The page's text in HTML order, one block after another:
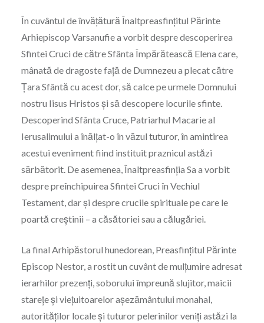
În cuvântul de învățătură Înaltpreasfințitul Părinte
Arhiepiscop Varsanufie a vorbit despre descoperirea
Sfintei Cruci de către Sfânta Împărătească Elena care,
mânată de dragoste față de Dumnezeu a plecat către
Țara Sfântă cu acest dor, să calce pe urmele Domnului
nostru Iisus Hristos și să descopere locurile sfinte.
Descoperind Sfânta Cruce, Patriarhul Macarie al
Ierusalimului a înălțat-o în văzul tuturor, în amintirea
acestui eveniment fiind instituit praznicul astăzi
sărbătorit. De asemenea, Înaltpreasfinția Sa a vorbit
despre preînchipuirea Sfintei Cruci în Vechiul
Testament, dar și despre crucile spirituale pe care le
poartă creștinii – a căsătoriei sau a călugăriei.
La final Arhipăstorul hunedorean, Preasfințitul Părinte
Episcop Nestor, a rostit un cuvânt de mulțumire adresat
ierarhilor prezenți, soborului împreună slujitor, maicii
starețe și viețuitoarelor așezământului monahal,
autorităților locale și tuturor pelerinilor veniți astăzi la